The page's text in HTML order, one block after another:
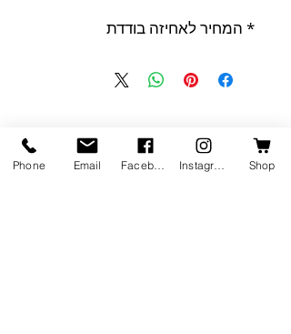
* המחיר לאחיזה בודדת
מוצרים דומים
Phone Email Shop